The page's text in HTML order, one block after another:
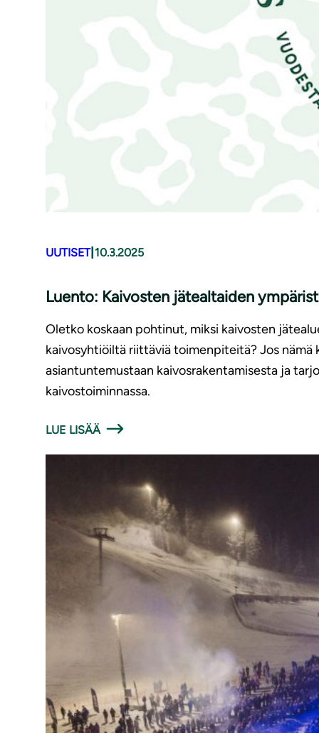
UUTISET| 10.3.2025
Luento: Kaivosten jätealtaiden
Oletko koskaan pohtinut, miksi kaivosten
kaivosyhtiöiltä riittäviä toimenpiteitä? Jos
asiantuntemustaan kaivosrakentamisesta ja
kaivostoiminnassa.
LUE LISÄÄ